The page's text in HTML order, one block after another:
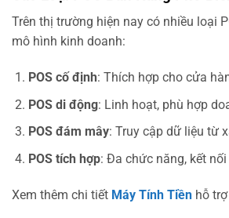
Trên thị trường hiện nay có nhiều loại
mô hình kinh doanh:
POS cố định: Thích hợp cho cửa
POS di động: Linh hoạt, phù hợp
POS đám mây: Truy cập dữ liệu từ
POS tích hợp: Đa chức năng, kết
Xem thêm chi tiết Máy Tính Tiền hỗ